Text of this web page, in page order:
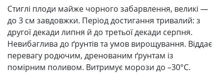
Стиглі плоди майже чорного забарвлення, великі —
до 3 см завдовжки. Період достигання тривалий: з
другої декади липня й до третьої декади серпня.
Невибаглива до ґрунтів та умов вирощування. Віддає
перевагу родючим, дренованим ґрунтам із
помірним поливом. Витримує морози до –30°C.